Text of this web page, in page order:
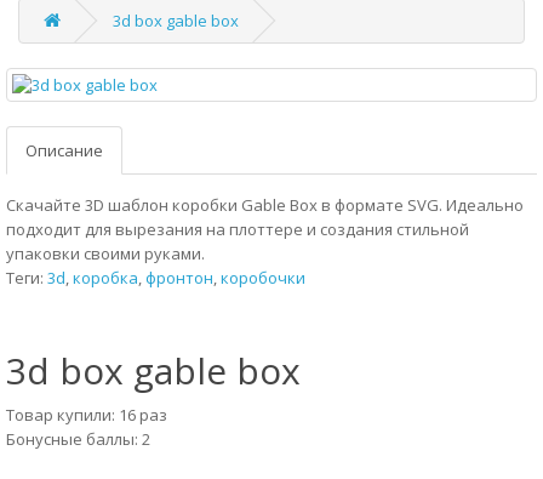
3d box gable box
Описание
Скачайте 3D шаблон коробки Gable Box в формате SVG. Идеально
подходит для вырезания на плоттере и создания стильной
упаковки своими руками.
Теги: 3d,коробка,фронтон,коробочки
3d box gable box
Товар купили: 16 раз
Бонусные баллы: 2